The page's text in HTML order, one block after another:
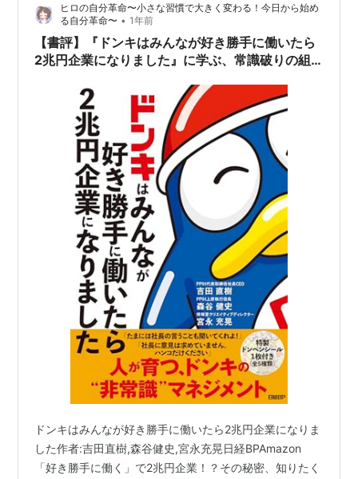
吉田直樹 (音楽) よしだなおき
ミュージシャン、1974年生まれ、兵庫県出身、関西学院
amazon:吉田直樹
no,4（2004年10月）ASIN:B0002T241C
幸福宣言（2004年7月） ASIN:B0001N1NFM
ヒロの自分革命〜小さな習慣で大きく変わる！今日から始め
る自分革命〜 • 1年前
【書評】『ドンキはみんなが好き勝手に働いたら
2兆円企業になりました』に学ぶ、常識破りの組
ドンキはみんなが好き勝手に働いたら2兆円企業になりま
した作者:吉田直樹,森谷健史,宮永充晃日経BPAmazon
「好き勝手に働く」で2兆円企業！？その秘密、知りたく